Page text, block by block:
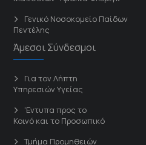
Γενικό Νοσοκομείο Παίδων
Πεντέλης
Άμεσοι Σύνδεσμοι
Για τον Λήπτη
Υπηρεσιών Υγείας
'Εντυπα προς το
Κοινό και το Προσωπικό
Τμήμα Προμηθειών